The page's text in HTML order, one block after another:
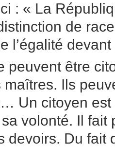
: « La
de
l’égalité
peuvent être
Ils
Un citoyen
volonté. Il fait
devoirs. Du fait